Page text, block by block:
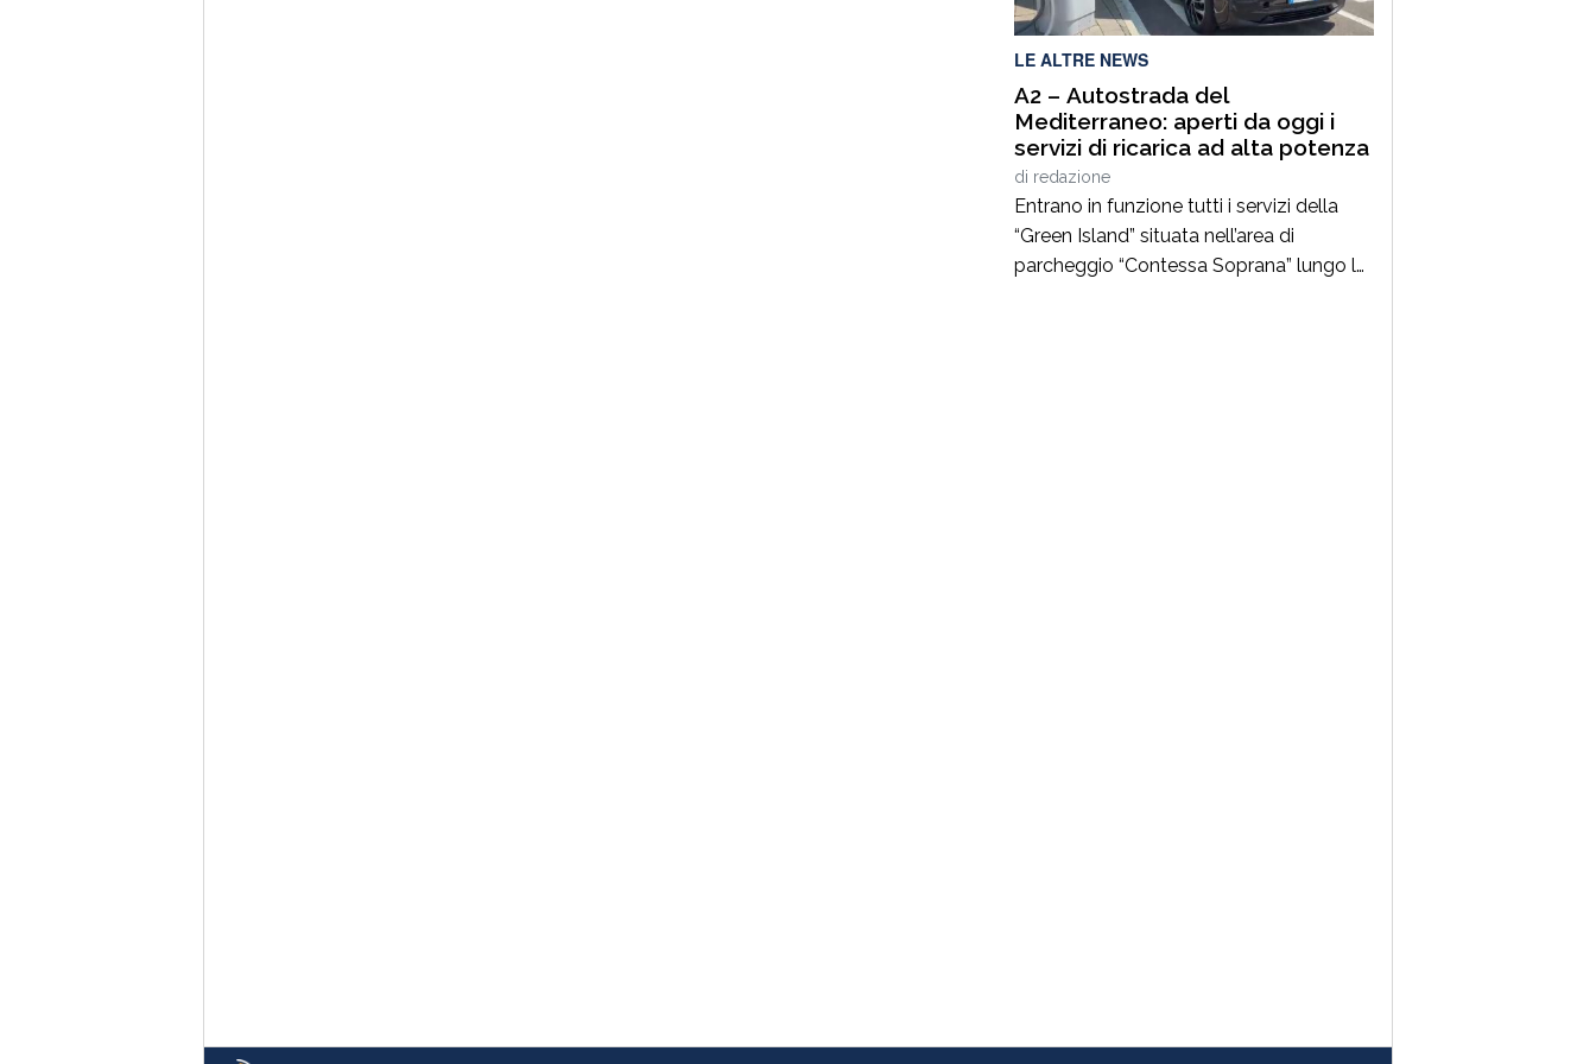
ha richiamato un caloroso […]
LE ALTRE NEWS
A2 – Autostrada del
Mediterraneo: aperti da oggi i
servizi di ricarica ad alta potenza
di redazione
Entrano in funzione tutti i servizi della
“Green Island” situata nell’area di
parcheggio “Contessa Soprana” lungo la